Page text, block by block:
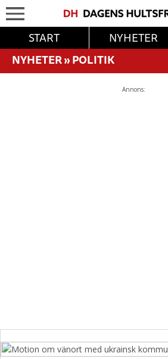
START NYHETER
NYHETER»POLITIK
Annons: